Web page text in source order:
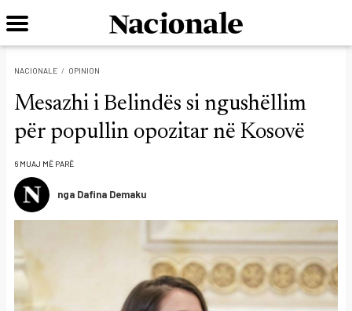
NACIONALE OPINION
Mesazhi i Belindës si ngushëllim
për popullin opozitar në Kosovë
6 MUAJ MË PARË
nga Dafina Demaku